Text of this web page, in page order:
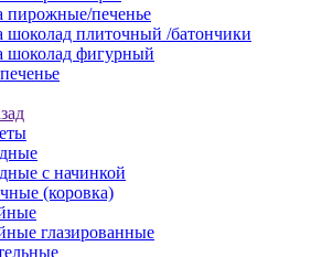
пирожные/печенье
шоколад плиточный /батончики
шоколад фигурный
с начинкой
(коровка)
глазированные